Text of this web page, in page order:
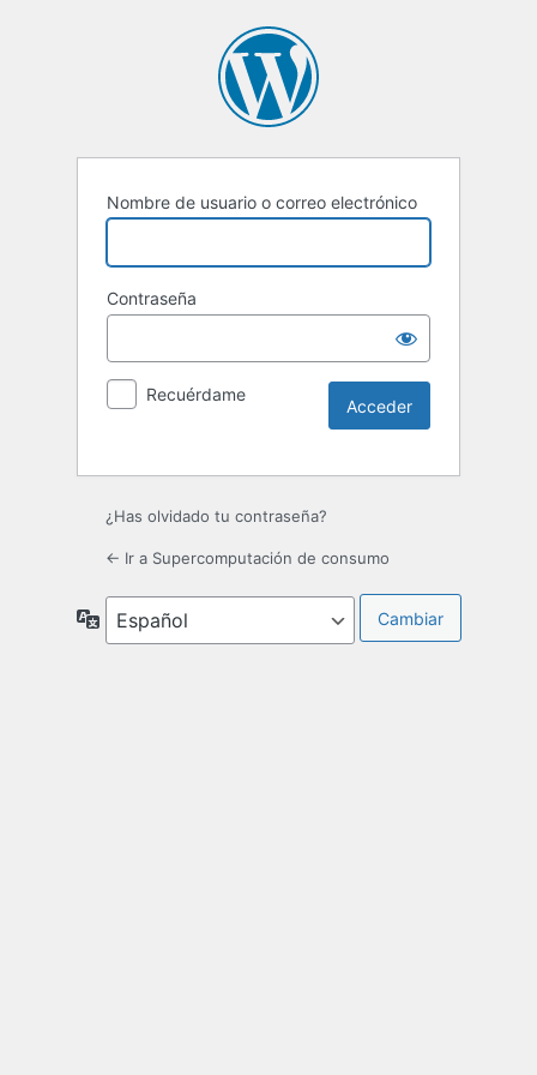
Nombre de usuario o correo electrónico
Contraseña
Recuérdame
¿Has olvidado tu contraseña?
← Ir a Supercomputación de consumo
Idioma